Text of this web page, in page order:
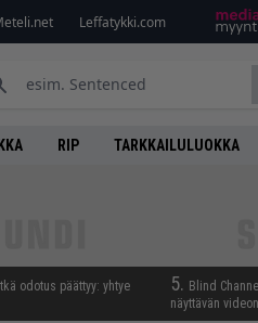
Leffatykki.com
RIP TARKKAILULUOKKA
odotus päättyy: yhtye
5. Blind
näyttävän